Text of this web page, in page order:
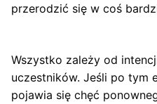
przerodzić się w coś
Wszystko zależy od
uczestników. Jeśli po tym
pojawia się chęć